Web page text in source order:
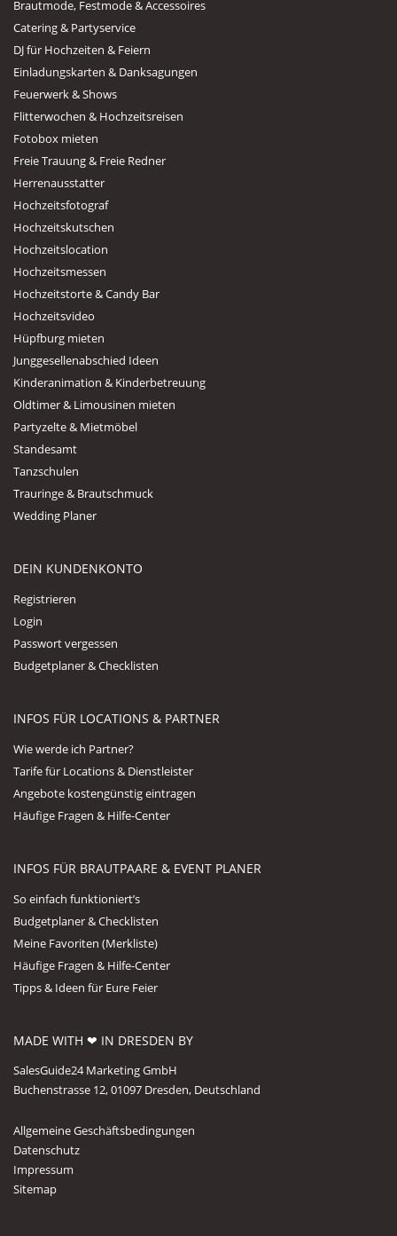
Brautmode, Festmode & Accessoires
Catering & Partyservice
DJ für Hochzeiten & Feiern
Einladungskarten & Danksagungen
Feuerwerk & Shows
Flitterwochen & Hochzeitsreisen
Fotobox mieten
Freie Trauung & Freie Redner
Herrenausstatter
Hochzeitsfotograf
Hochzeitskutschen
Hochzeitslocation
Hochzeitsmessen
Hochzeitstorte & Candy Bar
Hochzeitsvideo
Hüpfburg mieten
Junggesellenabschied Ideen
Kinderanimation & Kinderbetreuung
Oldtimer & Limousinen mieten
Partyzelte & Mietmöbel
Standesamt
Tanzschulen
Trauringe & Brautschmuck
Wedding Planer
DEIN KUNDENKONTO
Registrieren
Login
Passwort vergessen
Budgetplaner & Checklisten
INFOS FÜR LOCATIONS & PARTNER
Wie werde ich Partner?
Tarife für Locations & Dienstleister
Angebote kostengünstig eintragen
Häufige Fragen & Hilfe-Center
INFOS FÜR BRAUTPAARE & EVENT PLANER
So einfach funktioniert’s
Budgetplaner & Checklisten
Meine Favoriten (Merkliste)
Häufige Fragen & Hilfe-Center
Tipps & Ideen für Eure Feier
MADE WITH ❤ IN DRESDEN BY
SalesGuide24 Marketing GmbH
Buchenstrasse 12, 01097 Dresden, Deutschland
Allgemeine Geschäftsbedingungen
Datenschutz
Impressum
Sitemap